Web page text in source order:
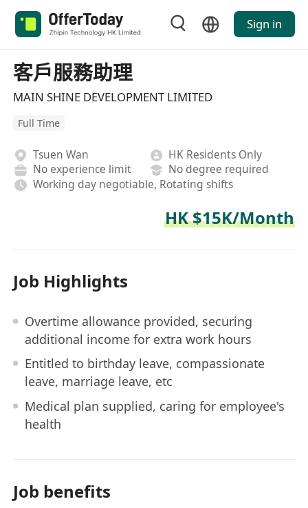
Sign in
客戶服務助理
MAIN SHINE DEVELOPMENT LIMITED
Full Time
Tsuen Wan
HK Residents Only
No experience limit
No degree required
Working day negotiable, Rotating shifts
HK $15K/Month
Job Highlights
Overtime allowance provided, securing
additional income for extra work hours
Entitled to birthday leave, compassionate
leave, marriage leave, etc
Medical plan supplied, caring for employee's
health
Job benefits